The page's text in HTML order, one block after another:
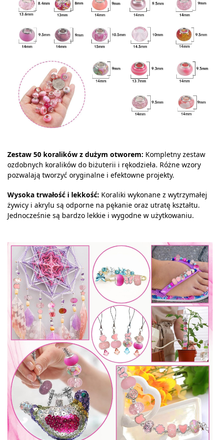
Zestaw 50 koralików z dużym otworem: Kompletny zestaw
ozdobnych koralików do biżuterii i rękodzieła. Różne wzory
pozwalają tworzyć oryginalne i efektowne projekty.
Wysoka trwałość i lekkość: Koraliki wykonane z wytrzymałej
żywicy i akrylu są odporne na pękanie oraz utratę kształtu.
Jednocześnie są bardzo lekkie i wygodne w użytkowaniu.